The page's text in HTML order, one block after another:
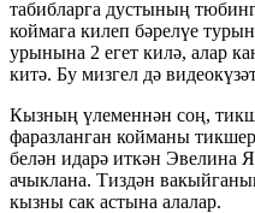
табибларга дустының
коймага килеп бәрелүе
урынына 2 егет килә, алар
китә. Бу мизгел дә
Кызның үлеменнән соң,
фаразланган койманы
белән идарә иткән Эвелина
ачыклана. Тиздән
кызны сак астына алалар.